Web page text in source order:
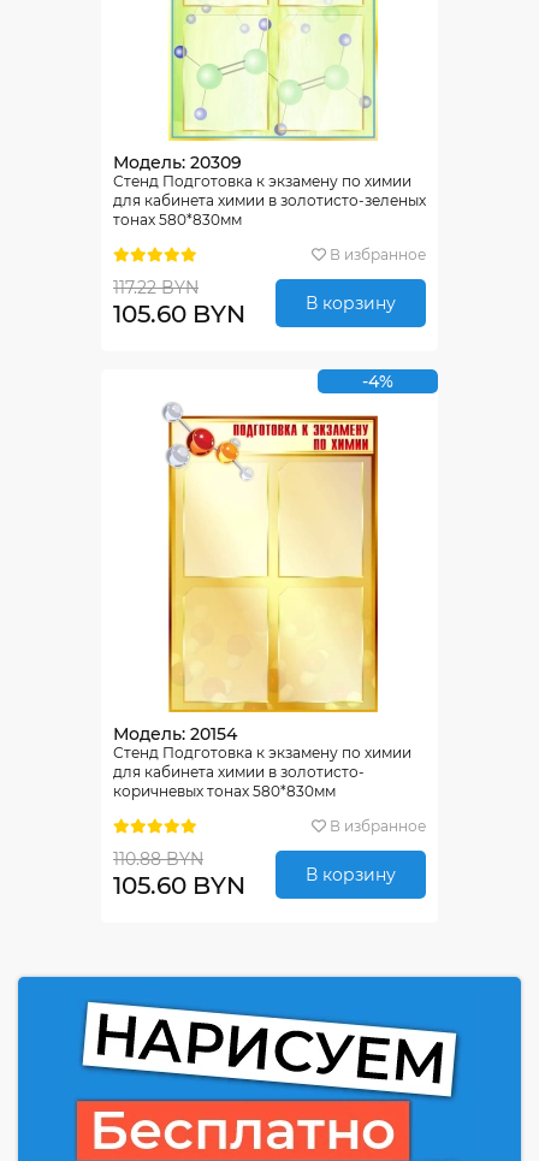
Модель: 20309
Стенд Подготовка к экзамену по химии
для кабинета химии в золотисто-зеленых
тонах 580*830мм
В избранное
117.22 BYN
105.60 BYN В корзину
-4%
Модель: 20154
Стенд Подготовка к экзамену по химии
для кабинета химии в золотисто-
коричневых тонах 580*830мм
В избранное
110.88 BYN
105.60 BYN В корзину